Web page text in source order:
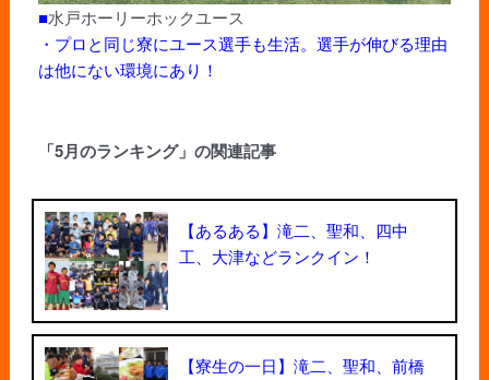
■水戸ホーリーホックユース
・プロと同じ寮にユース選手も生活。選手が伸びる理由
は他にない環境にあり！
「5月のランキング」の関連記事
【あるある】滝二、聖和、四中
工、大津などランクイン！
【寮生の一日】滝二、聖和、前橋